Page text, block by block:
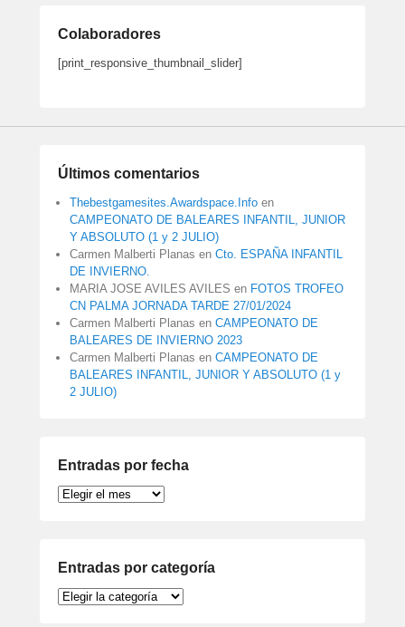
Colaboradores
[print_responsive_thumbnail_slider]
Últimos comentarios
Thebestgamesites.Awardspace.Info en
CAMPEONATO DE BALEARES INFANTIL, JUNIOR
Y ABSOLUTO (1 y 2 JULIO)
Carmen Malberti Planas en Cto. ESPAÑA INFANTIL
DE INVIERNO.
MARIA JOSE AVILES AVILES en FOTOS TROFEO
CN PALMA JORNADA TARDE 27/01/2024
Carmen Malberti Planas en CAMPEONATO DE
BALEARES DE INVIERNO 2023
Carmen Malberti Planas en CAMPEONATO DE
BALEARES INFANTIL, JUNIOR Y ABSOLUTO (1 y
2 JULIO)
Entradas por fecha
Entradas
Entradas por categoría
Entradas